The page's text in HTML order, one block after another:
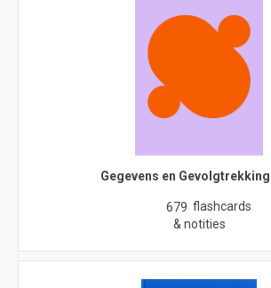
Gegevens en
679 flashcards
& notities